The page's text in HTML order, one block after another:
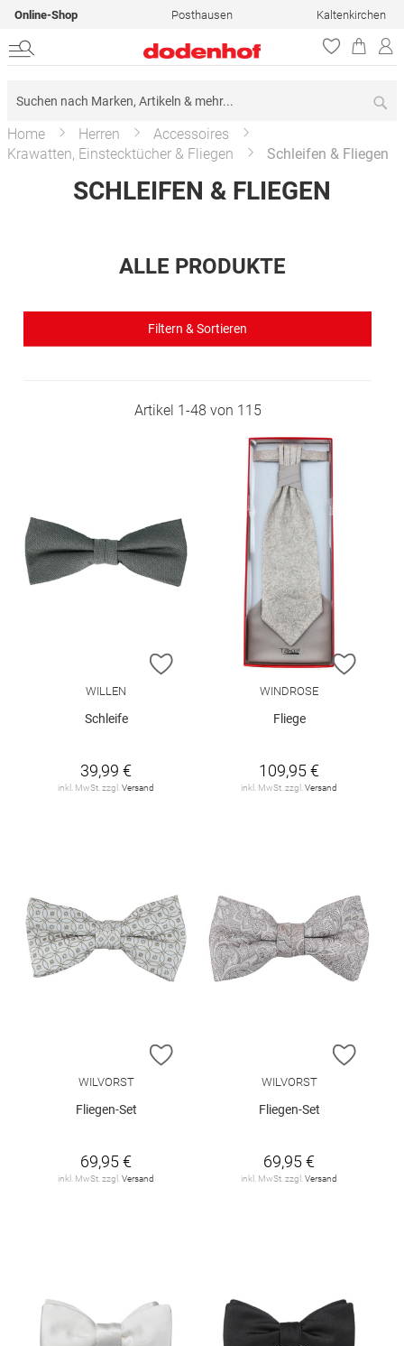
Online-Shop Posthausen Kaltenkirchen
Home Herren
Accessoires
Krawatten, Einstecktücher & Fliegen
Schleifen & Fliegen
SCHLEIFEN & FLIEGEN
ALLE PRODUKTE
Filtern & Sortieren
Artikel 1-48 von 115
ZUR WUNSCHLISTE HINZUFÜGEN
WILLEN
Schleife
39,99 €
inkl. MwSt. zzgl. Versand
ZUR
WINDROSE
Fliege
109,95 €
inkl. MwSt. zzgl. Versand
ZUR WUNSCHLISTE HINZUFÜGEN
WILVORST
Fliegen-Set
69,95 €
inkl. MwSt. zzgl. Versand
ZUR
WILVORST
Fliegen-Set
69,95 €
inkl. MwSt. zzgl. Versand